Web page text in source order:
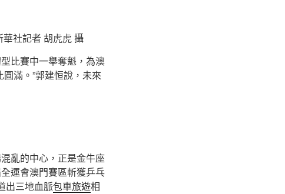
社記者 胡虎虎 攝
比賽中一舉奪魁，為澳
滿。”郭建恒說，未來
亂的中心，正是金牛座
運會澳門賽區斬獲乒乓
出三地血脈包車旅遊相